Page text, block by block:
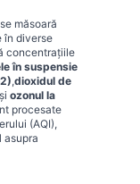
se măsoară
în diverse
concentrațiile
în suspensie
,dioxidul de
și ozonul la
procesate
(AQI),
asupra